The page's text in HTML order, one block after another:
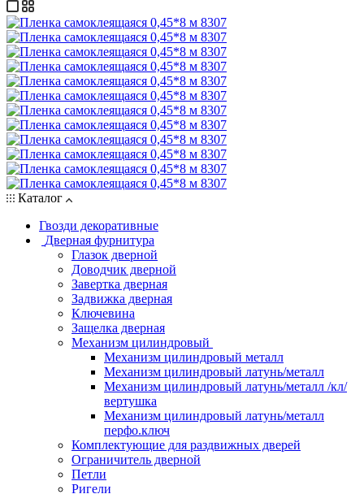
Каталог
Гвозди декоративные
Дверная фурнитура
Глазок дверной
Доводчик дверной
Завертка дверная
Задвижка дверная
Ключевина
Защелка дверная
Механизм цилиндровый
Механизм цилиндровый металл
Механизм цилиндровый латунь/металл
Механизм цилиндровый латунь/металл /кл/
вертушка
Механизм цилиндровый латунь/металл
перфо.ключ
Комплектующие для раздвижных дверей
Ограничитель дверной
Петли
Ригели